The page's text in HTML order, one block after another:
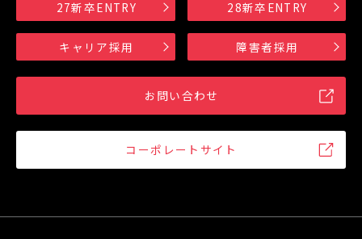
27新卒ENTRY 28新卒ENTRY
キャリア採用 障害者採用
お問い合わせ
コーポレートサイト